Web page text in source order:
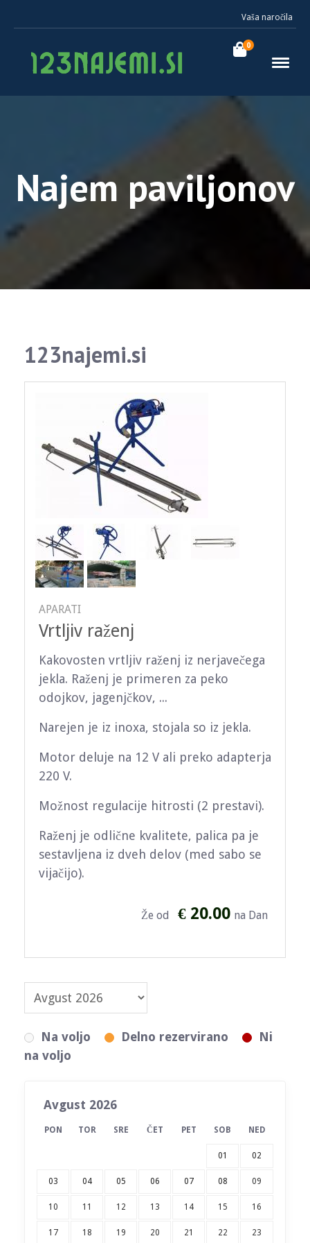
Vaša naročila
0
Najem paviljonov
123najemi.si
APARATI
Vrtljiv raženj
Kakovosten vrtljiv raženj iz nerjavečega
jekla. Raženj je primeren za peko
odojkov, jagenjčkov, ...
Narejen je iz inoxa, stojala so iz jekla.
Motor deluje na 12 V ali preko adapterja
220 V.
Možnost regulacije hitrosti (2 prestavi).
Raženj je odlične kvalitete, palica pa je
sestavljena iz dveh delov (med sabo se
vijačijo).
Že od € 20.00 na Dan
Na voljo Delno rezervirano
Ni
na voljo
Avgust 2026
PON TOR SRE ČET PET SOB NED
01 02
03 04 05 06 07 08 09
10 11 12 13 14 15 16
17 18 19 20 21 22 23